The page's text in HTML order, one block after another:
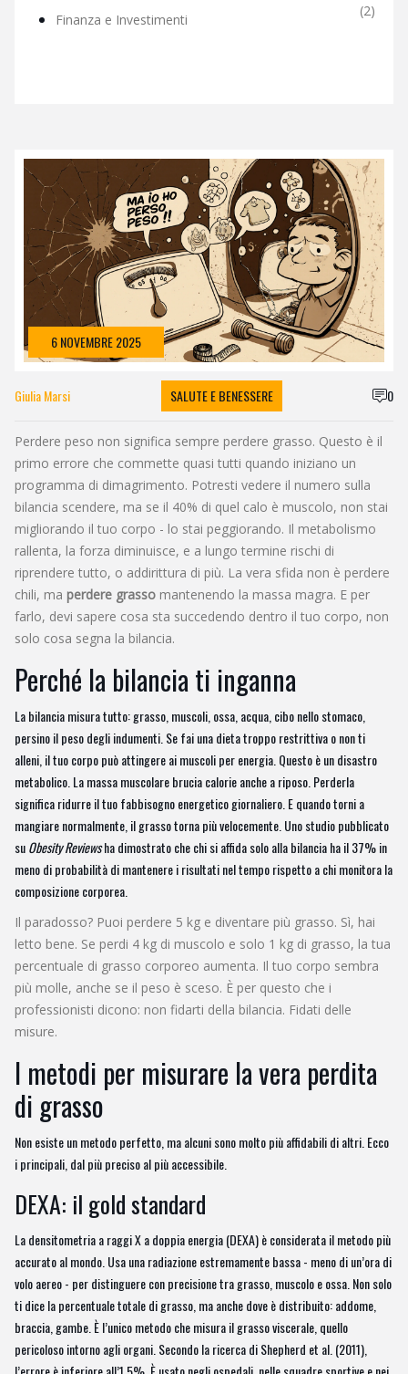
Finanza e Investimenti
(2)
6 NOVEMBRE 2025
Giulia Marsi SALUTE E BENESSERE 0
Perdere peso non significa sempre perdere grasso. Questo è il
primo errore che commette quasi tutti quando iniziano un
programma di dimagrimento. Potresti vedere il numero sulla
bilancia scendere, ma se il 40% di quel calo è muscolo, non stai
migliorando il tuo corpo - lo stai peggiorando. Il metabolismo
rallenta, la forza diminuisce, e a lungo termine rischi di
riprendere tutto, o addirittura di più. La vera sfida non è perdere
chili, ma perdere grasso mantenendo la massa magra. E per
farlo, devi sapere cosa sta succedendo dentro il tuo corpo, non
solo cosa segna la bilancia.
Perché la bilancia ti inganna
La bilancia misura tutto: grasso, muscoli, ossa, acqua, cibo nello stomaco,
persino il peso degli indumenti. Se fai una dieta troppo restrittiva o non ti
alleni, il tuo corpo può attingere ai muscoli per energia. Questo è un disastro
metabolico. La massa muscolare brucia calorie anche a riposo. Perderla
significa ridurre il tuo fabbisogno energetico giornaliero. E quando torni a
mangiare normalmente, il grasso torna più velocemente. Uno studio pubblicato
suObesity Reviewsha dimostrato che chi si affida solo alla bilancia ha il 37% in
meno di probabilità di mantenere i risultati nel tempo rispetto a chi monitora la
composizione corporea.
Il paradosso? Puoi perdere 5 kg e diventare più grasso. Sì, hai
letto bene. Se perdi 4 kg di muscolo e solo 1 kg di grasso, la tua
percentuale di grasso corporeo aumenta. Il tuo corpo sembra
più molle, anche se il peso è sceso. È per questo che i
professionisti dicono: non fidarti della bilancia. Fidati delle
misure.
I metodi per misurare la vera perdita
di grasso
Non esiste un metodo perfetto, ma alcuni sono molto più affidabili di altri. Ecco
i principali, dal più preciso al più accessibile.
DEXA: il gold standard
La densitometria a raggi X a doppia energia (DEXA) è considerata il metodo più
accurato al mondo. Usa una radiazione estremamente bassa - meno di un’ora di
volo aereo - per distinguere con precisione tra grasso, muscolo e ossa. Non solo
ti dice la percentuale totale di grasso, ma anche dove è distribuito: addome,
braccia, gambe. È l’unico metodo che misura il grasso viscerale, quello
pericoloso intorno agli organi. Secondo la ricerca di Shepherd et al. (2011),